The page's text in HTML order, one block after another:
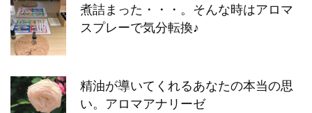
煮詰まった・・・。そんな時はアロマ
スプレーで気分転換♪
精油が導いてくれるあなたの本当の思
い。アロマアナリーゼ